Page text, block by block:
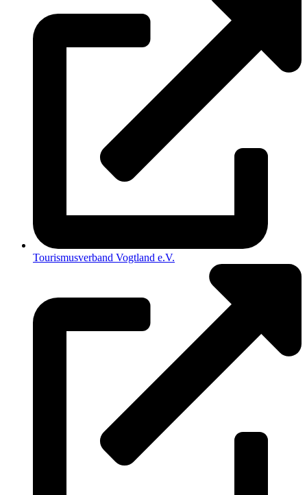
Tourismusverband Vogtland e.V.